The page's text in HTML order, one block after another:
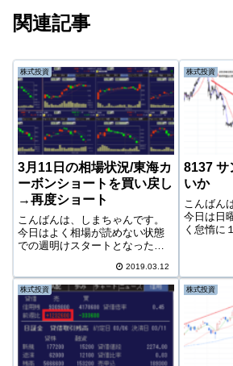
関連記事
株式投資
3月11日の相場状況/東海カ
ーボンショートを買い戻し
→再度ショート
こんばんは、しまちゃんです。
今日はよく相場が読めない状態
での週明けスタートとなった。
るとは考えていたが、それでも
どちらに転んでもおかしくない
相場状況ではあった。しかし蓋
を開けてみれば、100円近い上昇
となった。今...
2019.03.12
株式投資
8137 サ
いか
こんばん
今日は日
く怠惰に
残そうと
をしてい
隅で株の
ていた。
株式投資 株式投資